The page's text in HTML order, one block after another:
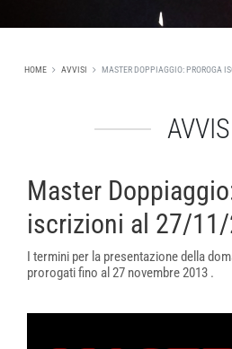
HOME AVVISI MASTER DOPPIAGGIO: PROROGA
Master
iscrizioni al 27/
I termini per la presentazione della
prorogati fino al 27 novembre 2013 .